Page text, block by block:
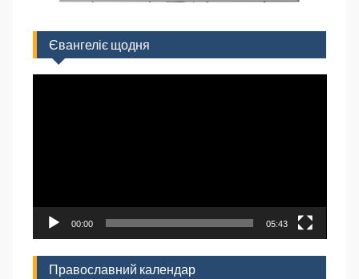
Євангеліє щодня
00:00 05:43
Православний календар